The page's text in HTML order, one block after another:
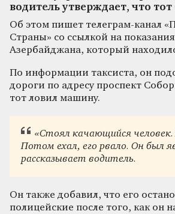
водитель утверждает, что
Об этом пишет телеграм-канал
Страны» со ссылкой на
Азербайджана, который
По информации таксиста, он
дороги по адресу проспект
тот ловил машину.
«Стоял качающийся человек.
Потом ехал, его рвало. Он был
рассказывает водитель.
Он также добавил, что его
полицейские после того, как он